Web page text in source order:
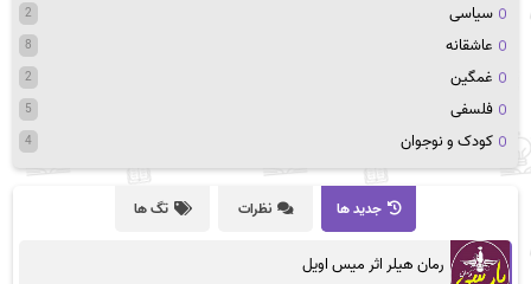
سیاسی 2
عاشقانه 8
غمگین 2
فلسفی 5
کودک و نوجوان 4
جدید ها نظرات تگ ها
رمان هیلر اثر میس اویل